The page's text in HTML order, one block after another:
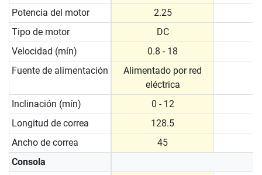
Potencia del motor
2.25
Tipo de motor
DC
Velocidad (mín)
0.8 - 18
Fuente de alimentación
Alimentado por red
eléctrica
Inclinación (mín)
0 - 12
Longitud de correa
128.5
Ancho de correa
45
Consola